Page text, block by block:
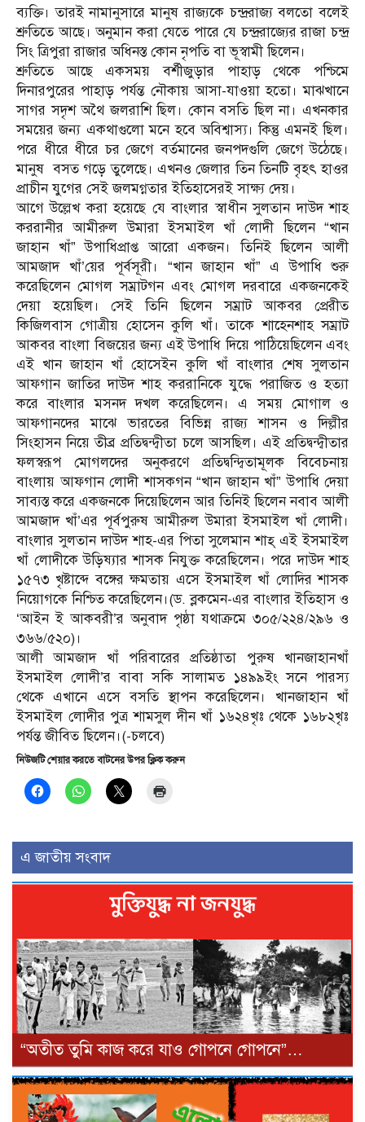
ব্যক্তি। তারই নামানুসারে মানুষ রাজ্যকে চন্দ্ররাজ্য বলতো বলেই
শ্রুতিতে আছে। অনুমান করা যেতে পারে যে চন্দ্ররাজ্যের রাজা চন্দ্র
সিং ত্রিপুরা রাজার অধিনস্ত কোন নৃপতি বা ভূস্বামী ছিলেন।
শ্রুতিতে আছে একসময় বর্শীজুড়ার পাহাড় থেকে পশ্চিমে
দিনারপুরের পাহাড় পর্যন্ত নৌকায় আসা-যাওয়া হতো। মাঝখানে
সাগর সদৃশ অথৈ জলরাশি ছিল। কোন বসতি ছিল না। এখনকার
সময়ের জন্য একথাগুলো মনে হবে অবিশ্বাস্য। কিন্তু এমনই ছিল।
পরে ধীরে ধীরে চর জেগে বর্তমানের জনপদগুলি জেগে উঠেছে।
মানুষ বসত গড়ে তুলেছে। এখনও জেলার তিন তিনটি বৃহৎ হাওর
প্রাচীন যুগের সেই জলমগ্নতার ইতিহাসেরই সাক্ষ্য দেয়।
আগে উল্লেখ করা হয়েছে যে বাংলার স্বাধীন সুলতান দাউদ শাহ
কররানীর আমীরুল উমারা ইসমাইল খাঁ লোদী ছিলেন “খান
জাহান খাঁ” উপাধিপ্রাপ্ত আরো একজন। তিনিই ছিলেন আলী
আমজাদ খাঁ’য়ের পূর্বসূরী। “খান জাহান খাঁ” এ উপাধি শুরু
করেছিলেন মোগল সম্রাটগন এবং মোগল দরবারে একজনকেই
দেয়া হয়েছিল। সেই তিনি ছিলেন সম্রাট আকবর প্রেরীত
কিজিলবাস গোত্রীয় হোসেন কুলি খাঁ। তাকে শাহেনশাহ সম্রাট
আকবর বাংলা বিজয়ের জন্য এই উপাধি দিয়ে পাঠিয়েছিলেন এবং
এই খান জাহান খাঁ হোসেইন কুলি খাঁ বাংলার শেষ সুলতান
আফগান জাতির দাউদ শাহ কররানিকে যুদ্ধে পরাজিত ও হত্যা
করে বাংলার মসনদ দখল করেছিলেন। এ সময় মোগাল ও
আফগানদের মাঝে ভারতের বিভিন্ন রাজ্য শাসন ও দিল্লীর
সিংহাসন নিয়ে তীব্র প্রতিদ্বন্দ্বীতা চলে আসছিল। এই প্রতিদ্বন্দ্বীতার
ফলস্বরূপ মোগলদের অনুকরণে প্রতিদ্বন্দ্বিতামূলক বিবেচনায়
বাংলায় আফগান লোদী শাসকগন “খান জাহান খাঁ” উপাধি দেয়া
সাব্যস্ত করে একজনকে দিয়েছিলেন আর তিনিই ছিলেন নবাব আলী
আমজাদ খাঁ’এর পূর্বপুরুষ আমীরুল উমারা ইসমাইল খাঁ লোদী।
বাংলার সুলতান দাউদ শাহ-এর পিতা সুলেমান শাহ্ এই ইসমাইল
খাঁ লোদীকে উড়িষ্যার শাসক নিযুক্ত করেছিলেন। পরে দাউদ শাহ
১৫৭৩ খৃষ্টাব্দে বঙ্গের ক্ষমতায় এসে ইসমাইল খাঁ লোদির শাসক
নিয়োগকে নিশ্চিত করেছিলেন।(ড. ব্লকমেন-এর বাংলার ইতিহাস ও
‘আইন ই আকবরী’র অনুবাদ পৃষ্ঠা যথাক্রমে ৩০৫/২২৪/২৯৬ ও
৩৬৬/৫২০)।
আলী আমজাদ খাঁ পরিবারের প্রতিষ্ঠাতা পুরুষ খানজাহানখাঁ
ইসমাইল লোদী’র বাবা সকি সালামত ১৪৯৯ইং সনে পারস্য
থেকে এখানে এসে বসতি স্থাপন করেছিলেন। খানজাহান খাঁ
ইসমাইল লোদীর পুত্র শামসুল দীন খাঁ ১৬২৪খৃঃ থেকে ১৬৮২খৃঃ
পর্যন্ত জীবিত ছিলেন।(-চলবে)
নিউজটি শেয়ার করতে বাটনের উপর ক্লিক করুন
এ জাতীয় সংবাদ
“অতীত তুমি কাজ করে যাও গোপনে গোপনে”…